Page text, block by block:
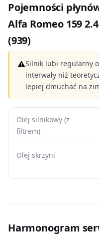
Pojemności
Alfa Romeo 159
(939)
⚠Silnik lubi regularny
interwały niż
lepiej dmuchać na
Olej silnikowy (z
filtrem)
Olej skrzyni
Harmonogram